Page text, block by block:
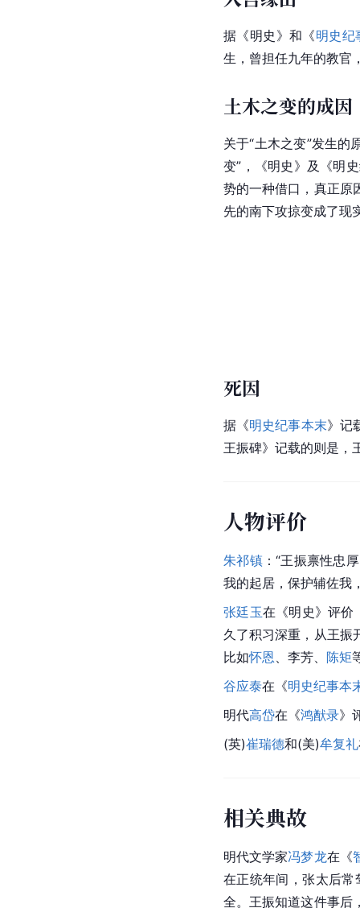
据《明史 》和《明史纪
生，曾担任九年的教官
土木之变的成因
关于“土木之变”发生的
变”，《明史》及《明
势的一种借口，真正原
先的南下攻掠变成了现
死因
据《明史纪事本末》记
王振碑》记载的则是，
人物评价
朱祁镇：“王振禀性忠
我的起居，保护辅佐我
张廷玉在《明史》评价
久了积习深重，从王振
比如怀恩、 李芳、 陈矩
谷应泰在《明史纪事本
明代高岱在《鸿猷录》
(英)崔瑞德和(美)牟复礼
相关典故
明代文学家冯梦龙在《
在正统年间，张太后
全。王振知道这件事后